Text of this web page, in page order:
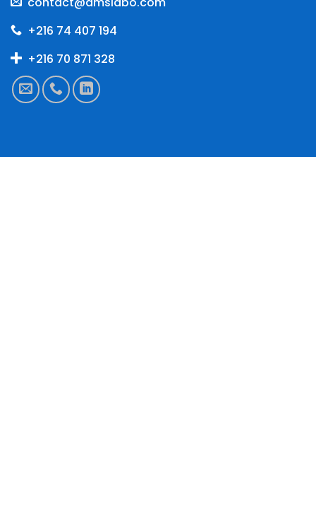
+216 74 407 194
+216 70 871 328